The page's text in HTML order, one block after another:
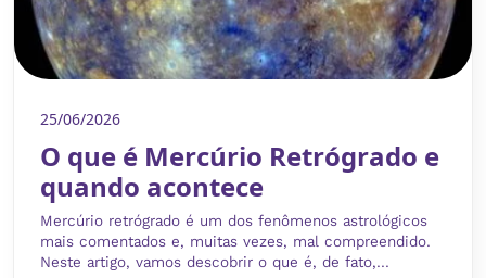
25/06/2026
O que é Mercúrio Retrógrado e
quando acontece
Mercúrio retrógrado é um dos fenômenos astrológicos
mais comentados e, muitas vezes, mal compreendido.
Neste artigo, vamos descobrir o que é, de fato,...